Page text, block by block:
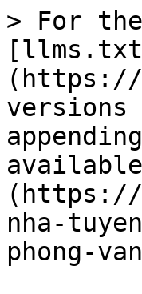
> For
(https://
versions
available
(https://
nha-
phong-